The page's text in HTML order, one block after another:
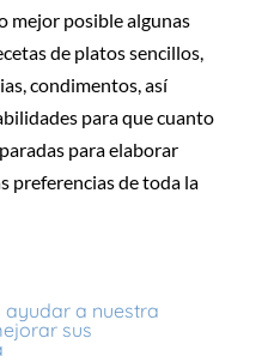
mejor posible algunas
de platos sencillos,
condimentos, así
para que cuanto
para elaborar
preferencias de toda la
a nuestra
sus